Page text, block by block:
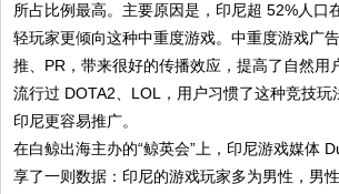
所占比例最高。主要原因是，印尼超 52%人口
轻玩家更倾向这种中重度游戏。中重度游戏广
推、PR，带来很好的传播效应，提高了自然用
流行过 DOTA2、LOL，用户习惯了这种竞技玩
印尼更容易推广。
在白鲸出海主办的“鲸英会”上，印尼游戏媒体
享了一则数据：印尼的游戏玩家多为男性，男